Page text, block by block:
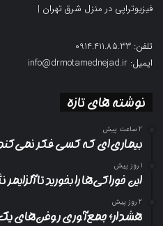
فیزیوتراپی در منزل شرق تهران |
تلفن: 0914.411.85.33
ایمیل: info@drmotamednejad.ir
نوشته های تازه
2 ساعت پیش
بیماری‌ای که کسی فکر نمی‌کند
1 روز پیش
این خوراکی‌ها را بخورید تا آلزایمر
2 روز پیش
هشدار؛ جمع‌آوری روغن‌های یک